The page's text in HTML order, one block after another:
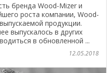
бренда Wood-Mizer и
роста компании, Wood-
продукции.
выпускалось в других
в обновленной ...
12.05.2018